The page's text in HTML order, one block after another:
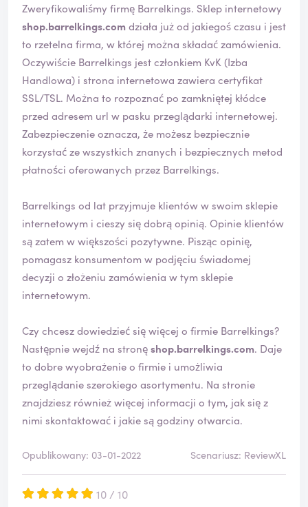
e
n
a
z
o
s
t
a
ł
a
z
w
y
f
i
k
w
a
a
Zweryfikowaliśmy firmę Barrelkings. Sklep internetowy
shop.barrelkings.comdziała już od jakiegoś czasu i jest
to rzetelna firma, w której można składać zamówienia.
Oczywiście Barrelkings jest członkiem KvK (Izba
Handlowa) i strona internetowa zawiera certyfikat
SSL/TSL. Można to rozpoznać po zamkniętej kłódce
przed adresem url w pasku przeglądarki internetowej.
Zabezpieczenie oznacza, że możesz bezpiecznie
korzystać ze wszystkich znanych i bezpiecznych metod
płatności oferowanych przez Barrelkings.
Barrelkings od lat przyjmuje klientów w swoim sklepie
internetowym i cieszy się dobrą opinią. Opinie klientów
są zatem w większości pozytywne. Pisząc opinię,
pomagasz konsumentom w podjęciu świadomej
decyzji o złożeniu zamówienia w tym sklepie
internetowym.
Czy chcesz dowiedzieć się więcej o firmie Barrelkings?
Następnie wejdź na stronęshop.barrelkings.com. Daje
to dobre wyobrażenie o firmie i umożliwia
przeglądanie szerokiego asortymentu. Na stronie
znajdziesz również więcej informacji o tym, jak się z
nimi skontaktować i jakie są godziny otwarcia.
Opublikowany: 03-01-2022 Scenariusz: ReviewXL
10 / 10